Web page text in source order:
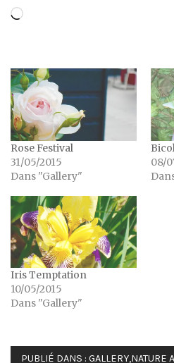
Chargement…
Rose Festival
31/05/2015
Dans "Gallery"
08/
Iris Temptation
10/05/2015
Dans "Gallery"
PUBLIÉ DANS : GALLERY,NATURE